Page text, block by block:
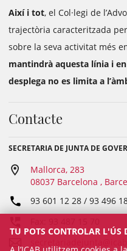
Així i tot, el Col·legi de
trajectòria caracteritzada
sobre la seva activitat més
mantindrà aquesta línia i
desplega no es limita a
Contacte
SECRETARIA DE JUNTA DE
Mallorca, 283
08037 Barcelona ,
93 601 12 28 / 93 496
TU POTS CONTROLAR L'ÚS